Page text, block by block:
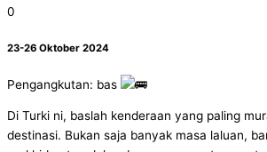
0
23-26 Oktober 2024
Pengangkutan: bas
Di Turki ni, baslah kenderaan yang paling
destinasi. Bukan saja banyak masa laluan,